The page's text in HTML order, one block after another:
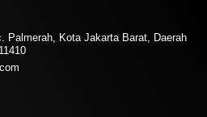
Palmerah, Kota Jakarta Barat, Daerah